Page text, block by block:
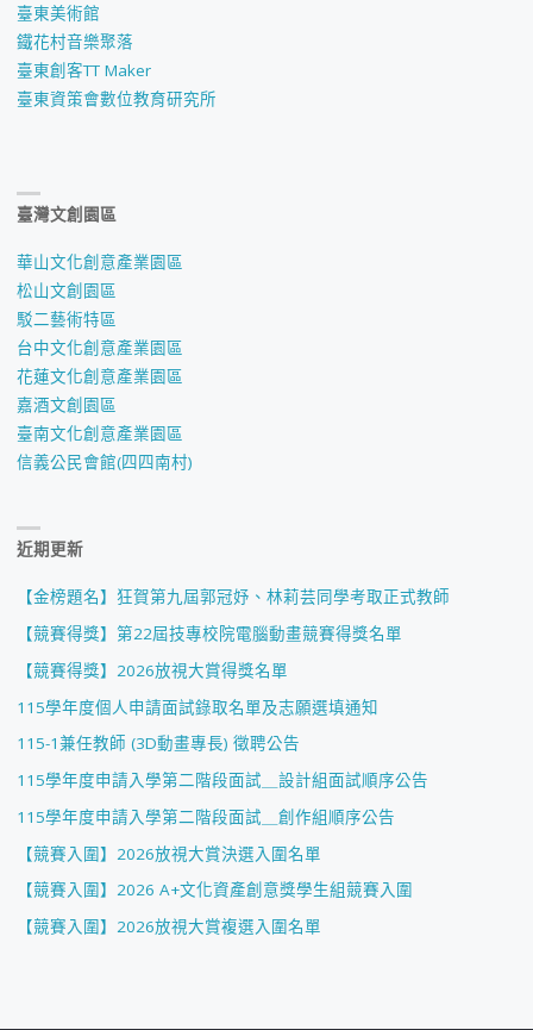
取
臺東美術館
鐵花村音樂聚落
臺東創客TT Maker
臺東資策會數位教育研究所
臺灣文創園區
華山文化創意產業園區
松山文創園區
駁二藝術特區
台中文化創意產業園區
花蓮文化創意產業園區
嘉酒文創園區
臺南文化創意產業園區
信義公民會館(四四南村)
近期更新
【金榜題名】狂賀第九屆郭冠妤、林莉芸同學考取正式教師
【競賽得獎】第22屆技專校院電腦動畫競賽得獎名單
【競賽得獎】2026放視大賞得獎名單
115學年度個人申請面試錄取名單及志願選填通知
115-1兼任教師 (3D動畫專長) 徵聘公告
115學年度申請入學第二階段面試＿設計組面試順序公告
115學年度申請入學第二階段面試＿創作組順序公告
【競賽入圍】2026放視大賞決選入圍名單
【競賽入圍】2026 A+文化資產創意獎學生組競賽入圍
【競賽入圍】2026放視大賞複選入圍名單